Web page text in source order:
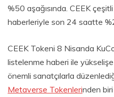
%50 aşağısında. CEEK
haberleriyle son 24 saatte
CEEK Tokeni 8 Nisanda
listelenme haberi ile
önemli sanatçılarla
Metaverse Tokenlerinden